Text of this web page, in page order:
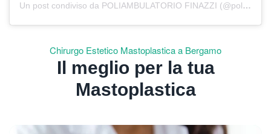
Un post condiviso da POLIAMBULATORIO FINAZZI (@poliambulatorio.finazzi)
Chirurgo Estetico Mastoplastica a Bergamo
Il meglio per la tua
Mastoplastica